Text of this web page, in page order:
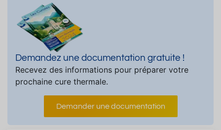
Demandez une documentation gratuite !
Recevez des informations pour préparer votre
prochaine cure thermale.
Demander une documentation